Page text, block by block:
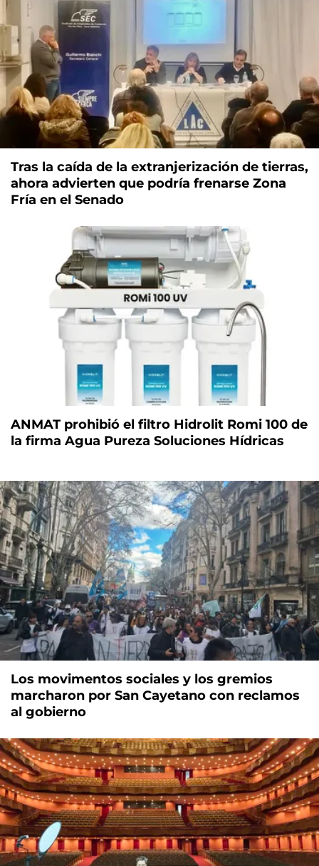
Tras la caída de la extranjerización de tierras,
ahora advierten que podría frenarse Zona
Fría en el Senado
ANMAT prohibió el filtro Hidrolit Romi 100 de
la firma Agua Pureza Soluciones Hídricas
Los movimentos sociales y los gremios
marcharon por San Cayetano con reclamos
al gobierno